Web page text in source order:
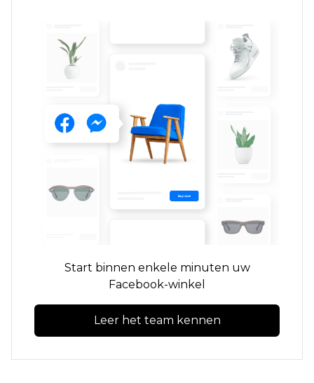
Start binnen enkele minuten uw
Facebook-winkel
Leer het team kennen